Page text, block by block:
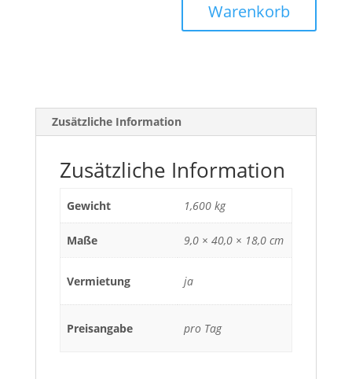
Querträger
Warenkorb
Zusätzliche Information
Zusätzliche Information
Gewicht 1,600 kg
Maße 9,0 × 40,0 × 18,0 cm
Vermietung ja
Preisangabe pro Tag